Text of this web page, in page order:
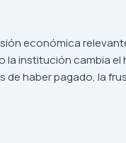
económica
la institución cambia el
de haber pagado, la